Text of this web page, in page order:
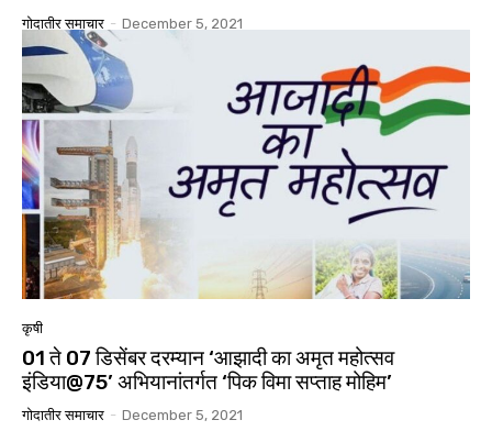
गोदातीर समाचार - December 5, 2021
कृषी
01 ते 07 डिसेंबर दरम्यान ‘आझादी का अमृत महोत्सव
इंडिया@75’ अभियानांतर्गत ‘पिक विमा सप्ताह मोहिम’
गोदातीर समाचार - December 5, 2021